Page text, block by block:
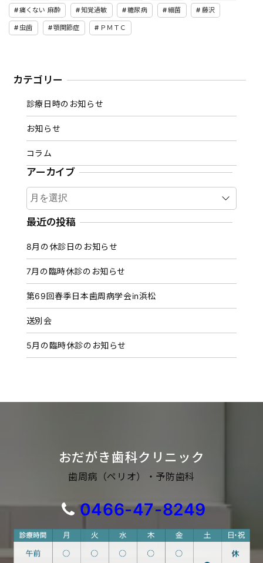
痛くない 麻酔 知覚過敏 糖尿病 細菌 藤沢
虫歯 顎関節症 ＰＭＴＣ
カテゴリー
診療日時のお知らせ
お知らせ
コラム
アーカイブ
ア
ー
カ
ブ
最近の投稿
8月の休診日のお知らせ
7月の臨時休診のお知らせ
第69回春季日本歯周病学会in浜松
送別会
5月の臨時休診のお知らせ
おだがき歯科クリニック
歯周病（ペリオ）・予防歯科
0466-47-8249